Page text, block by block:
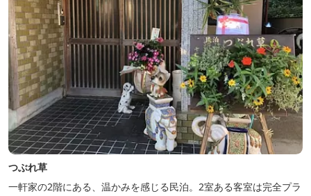
つぶれ草
一軒家の2階にある、温かみを感じる民泊。2室ある客室は完全プラ